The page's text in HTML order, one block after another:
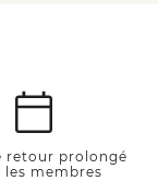
retour prolongé
les membres